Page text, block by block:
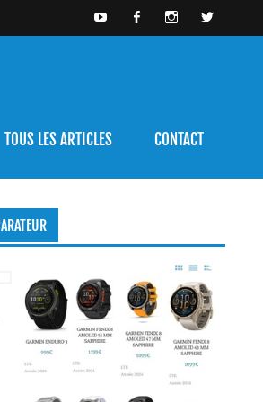
TOUS LES ARTICLES CONTACT